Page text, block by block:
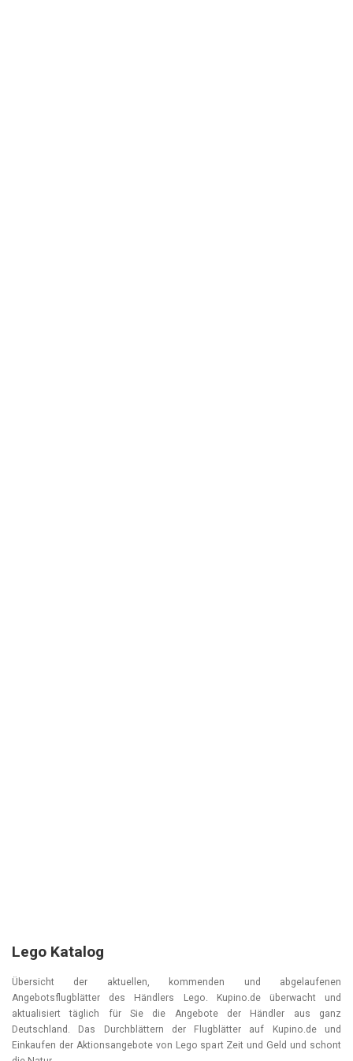
Lego Katalog
Übersicht der aktuellen, kommenden und abgelaufenen
Angebotsflugblätter des Händlers Lego. Kupino.de überwacht und
aktualisiert täglich für Sie die Angebote der Händler aus ganz
Deutschland. Das Durchblättern der Flugblätter auf Kupino.de und
Einkaufen der Aktionsangebote von Lego spart Zeit und Geld und schont